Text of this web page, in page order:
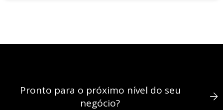
Pronto para o próximo nível do seu
negócio?